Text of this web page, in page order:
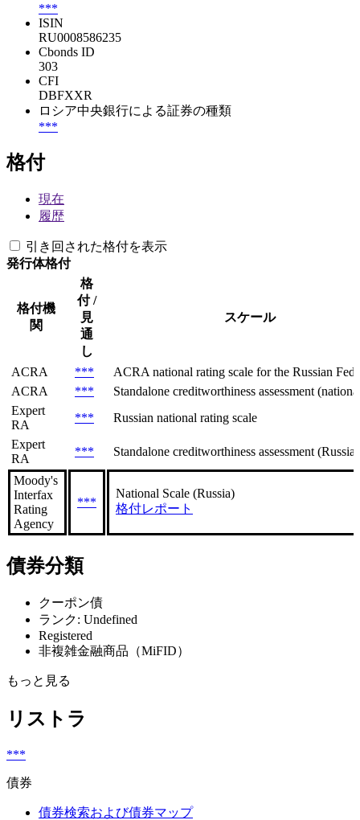
***
ISIN
RU0008586235
Cbonds ID
303
CFI
DBFXXR
ロシア中央銀行による証券の種類
***
格付
現在
履歴
引き回された格付を表示
発行体格付
格付機
関
格
付 /
見
通
し
スケール
ACRA ***
ACRA national rating scale for the Russian
ACRA
***
Standalone creditworthiness assessment
Expert
RA
***
Russian national rating scale
Expert
RA
*** Standalone creditworthiness assessment
Moody's
Interfax
Rating
Agency
***
National Scale (Russia)
格付レポート
債券分類
クーポン債
ランク: Undefined
Registered
非複雑金融商品（MiFID）
もっと見る
リストラ
***
債券
債券検索および債券マップ